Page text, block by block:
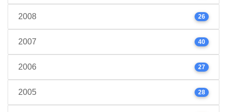
2008 26
2007 40
2006 27
2005 28